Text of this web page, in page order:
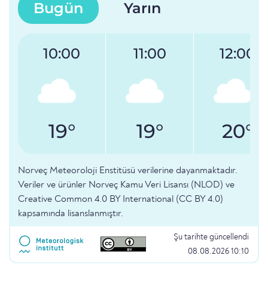
Bugün Yarın
10:00
19°
11:00
19°
12:00
20°
Norveç Meteoroloji Enstitüsü verilerine dayanmaktadır.
Veriler ve ürünler Norveç Kamu Veri Lisansı (NLOD) ve
Creative Common 4.0 BY International (CC BY 4.0)
kapsamında lisanslanmıştır.
Şu tarihte güncellendi
08.08.2026 10:10